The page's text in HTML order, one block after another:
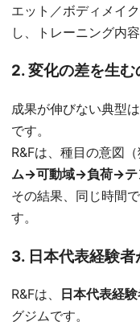
エット／ボディメイ
し、トレーニング内
2. 変化の差を生
成果が伸びない典型
です。
R&Fは、種目の意図
ム→可動域→負荷→テ
その結果、同じ時間
す。
3. 日本代表経験
R&Fは、 日本代表経
グジムです。